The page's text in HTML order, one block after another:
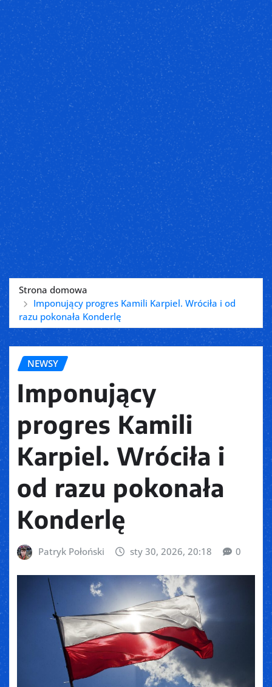
Strona domowa
Imponujący progres Kamili Karpiel. Wróciła i od
razu pokonała Konderlę
NEWSY
Imponujący
progres Kamili
Karpiel. Wróciła i
od razu pokonała
Konderlę
Patryk Połoński sty 30, 2026, 20:18 0